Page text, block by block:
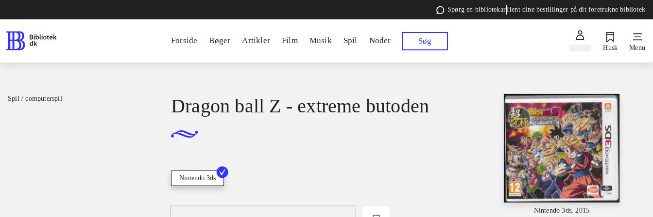
Spørg en bibliotekarHent dine bestillinger på dit foretrukne bibliotek
Forside Bøger Artikler Film Musik Spil Noder Søg
Husk Menu
Spil / computerspil
Nintendo 3ds, 2015
Dragon ball Z - extreme butoden
Nintendo 3ds